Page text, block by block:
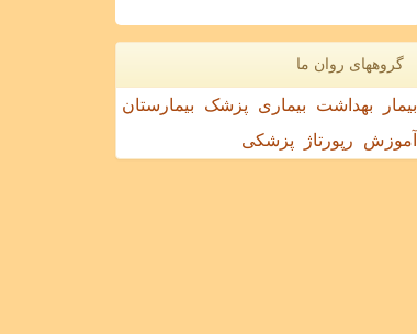
گروههای روان ما
بیمار بهداشت بیماری پزشک
بیمارستان
آموزش
رپورتاژ پزشکی